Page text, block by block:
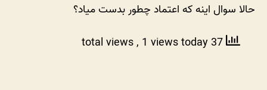
حالا سوال اینه که اعتماد چطور بدست میاد؟
, 1 views today